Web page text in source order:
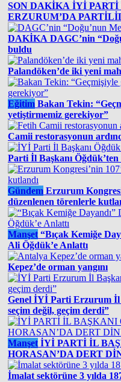
SON DAKİKA İYİ PARTİ
ERZURUM’DA
DAKİKA DAGC’nin
buldu
Palandöken’de iki yeni
Eğitim Bakan Tekin:
yetiştirmemiz gerekiyor”
Camii restorasyonun
Parti İl Başkanı Öğdük’ten
Gündem Erzurum
düzenlenen törenlerle
Manşet “Bıçak Kemiğe
Ali Öğdük’e Anlattı
Kepez’de orman yangını
Genel İYİ Parti Erzurum İl
seçim değil, geçim derdi”
Manşet İYİ PARTİ İL
HORASAN’DA DERT
İmalat sektörüne 3 yılda